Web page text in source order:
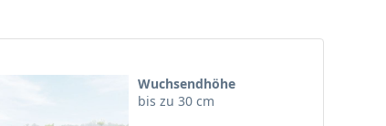
Wuchsendhöhe
bis zu 30 cm